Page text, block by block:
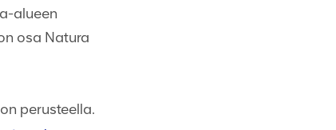
alueen
osa Natura
perusteella.